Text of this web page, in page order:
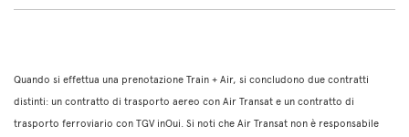
Quando si effettua una prenotazione Train + Air, si concludono due contratti
distinti: un contratto di trasporto aereo con Air Transat e un contratto di
trasporto ferroviario con TGV inOui. Si noti che Air Transat non è responsabile